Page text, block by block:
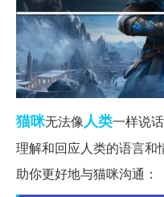
猫咪无法像人类一样说
理解和回应人类的语言和
助你更好地与猫咪沟通：